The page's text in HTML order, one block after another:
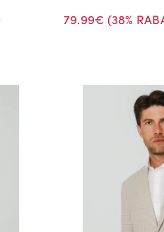
79.99€ (38%